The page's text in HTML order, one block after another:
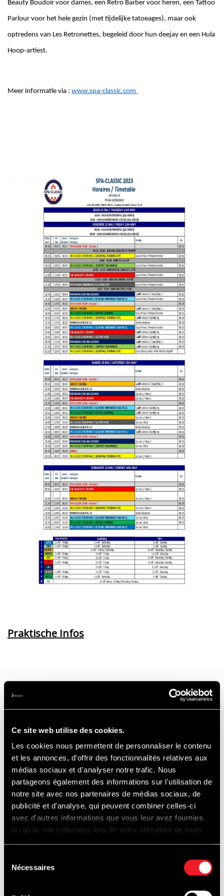
Ce site web utilise des cookies.
Les cookies nous permettent de personnaliser le contenu
et les annonces, d'offrir des fonctionnalités relatives aux
médias sociaux et d'analyser notre trafic. Nous
partageons également des informations sur l'utilisation de
notre site avec nos partenaires de médias sociaux, de
publicité et d'analyse, qui peuvent combiner celles-ci
avec d'autres informations que vous leur avez fournies
ou qu'ils ont collectées lors de votre utilisation de leurs
Nécessaires
Beauty Boudoir voor dames, een Retro Barber voor heren, een Tattoo
Parlour voor het hele gezin (met tijdelijke tatoeages), maar ook
optredens van Les Retronettes, begeleid door hun deejay en een Hula
Hoop-artiest.
Meer informatie via : www.spa-classic.com
Praktische Infos
*Openingsuren
- Vrijdag 12 Mei van 8u00 tot 22u00
- Zondag 14 Mei van 8u00 tot 18u00
* Ingang via La Source, Ster
* De paddocks, de boxen, de F1-tribunes, de
Raidillon, de terrassen van de
enduranceboxen, enz... zullen toegankelijk
zijn voor het publiek. U heeft ook toegang
tot de paden rondom de piste (te voet of